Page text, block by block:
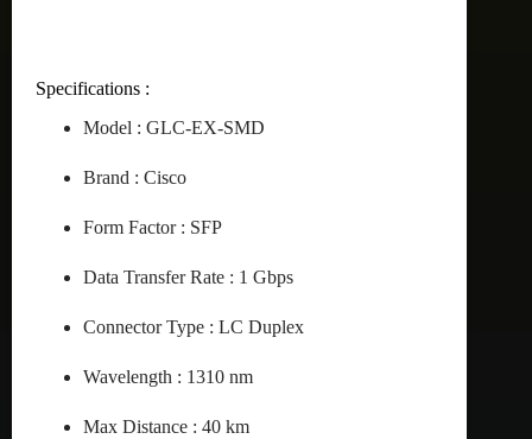
Specifications :
Model : GLC-EX-SMD
Brand : Cisco
Form Factor : SFP
Data Transfer Rate : 1 Gbps
Connector Type : LC Duplex
Wavelength : 1310 nm
Max Distance : 40 km